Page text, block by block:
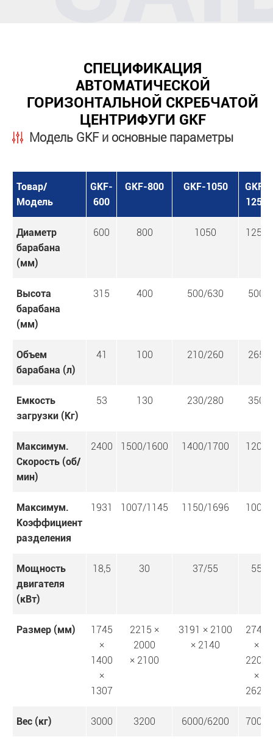
СПЕЦИФИКАЦИЯ
АВТОМАТИЧЕСКОЙ
ГОРИЗОНТАЛЬНОЙ СКРЕБЧАТОЙ
ЦЕНТРИФУГИ GKF
Модель GKF и основные параметры
Товар/
Модель
GKF-
600
GKF-800 GKF-1050
GKF-
1250
Диаметр
барабана
(мм)
600 800 1050 1250
Высота
барабана
(мм)
315 400 500/630 500
Объем
барабана (л)
41 100 210/260 265
Емкость
загрузки (Кг)
53 130 230/280 350
Максимум.
Скорость (об/
мин)
2400 1500/1600 1400/1700 1200
Максимум.
Коэффициент
разделения
1931 1007/1145 1150/1696 1006
Мощность
двигателя
(кВт)
18,5 30 37/55 55
Размер (мм)
1745
×
1400
×
1307
2215 ×
2000
× 2100
3191 × 2100
× 2140
2745
×
2200
×
2620
Вес (кг) 3000 3200 6000/6200 7000